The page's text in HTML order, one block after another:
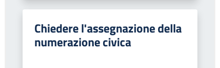
Chiedere l'assegnazione della
numerazione civica